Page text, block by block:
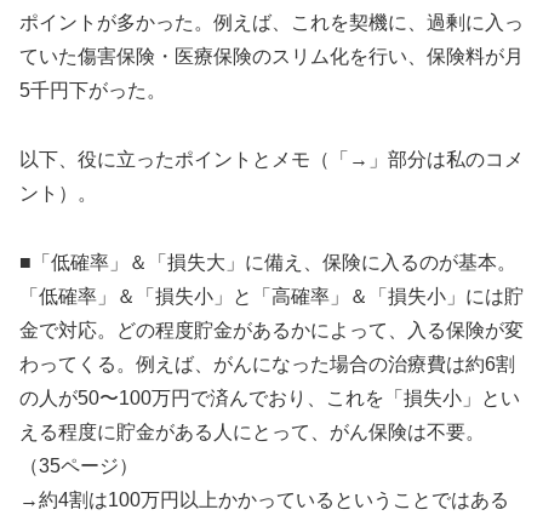
ポイントが多かった。例えば、これを契機に、過剰に入っ
ていた傷害保険・医療保険のスリム化を行い、保険料が月
5千円下がった。
以下、役に立ったポイントとメモ（「→」部分は私のコメ
ント）。
■「低確率」＆「損失大」に備え、保険に入るのが基本。
「低確率」＆「損失小」と「高確率」＆「損失小」には貯
金で対応。どの程度貯金があるかによって、入る保険が変
わってくる。例えば、がんになった場合の治療費は約6割
の人が50〜100万円で済んでおり、これを「損失小」とい
える程度に貯金がある人にとって、がん保険は不要。
（35ページ）
→約4割は100万円以上かかっているということではある